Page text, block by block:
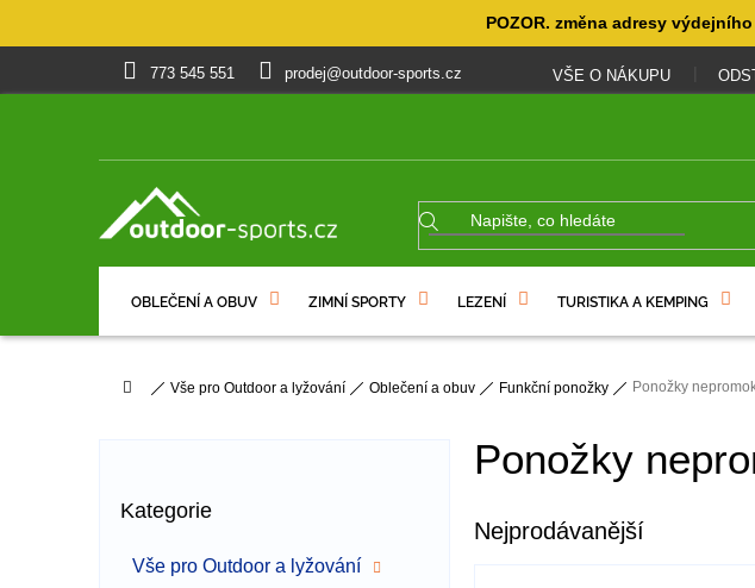
POZOR. změna adresy
773 545 551 prodej@outdoor-sports.cz VŠE O NÁKUPU
OBLEČENÍ A OBUV ZIMNÍ SPORTY LEZENÍ TURISTIKA A KEMPING
DomůVše pro Outdoor a lyžování Oblečení a obuv Funkční ponožky Ponožky
Přeskočit
kategorie
Kategorie
Vše pro Outdoor a lyžování
Ponožky
Nejprodávanější